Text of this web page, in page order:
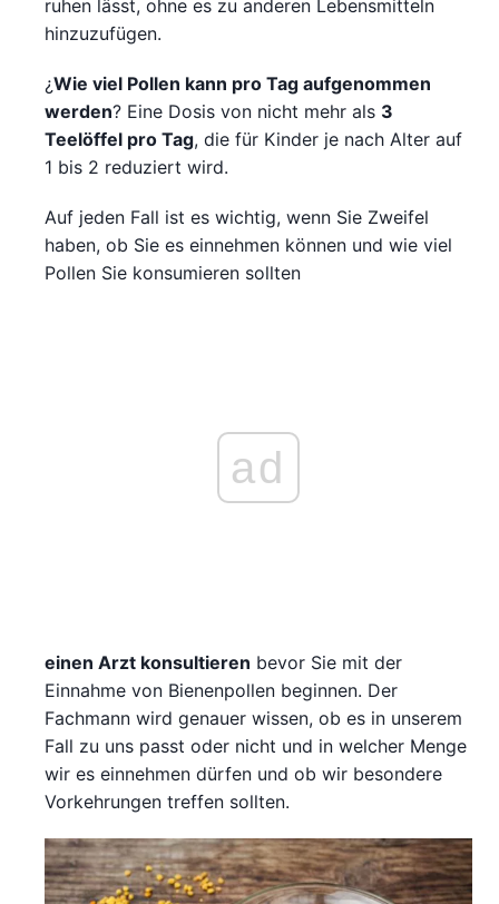
ruhen lässt, ohne es zu anderen Lebensmitteln
hinzuzufügen.
¿Wie viel Pollen kann pro Tag aufgenommen
werden? Eine Dosis von nicht mehr als 3
Teelöffel pro Tag, die für Kinder je nach Alter auf
1 bis 2 reduziert wird.
Auf jeden Fall ist es wichtig, wenn Sie Zweifel
haben, ob Sie es einnehmen können und wie viel
Pollen Sie konsumieren sollten
ad
einen Arzt konsultieren bevor Sie mit der
Einnahme von Bienenpollen beginnen. Der
Fachmann wird genauer wissen, ob es in unserem
Fall zu uns passt oder nicht und in welcher Menge
wir es einnehmen dürfen und ob wir besondere
Vorkehrungen treffen sollten.